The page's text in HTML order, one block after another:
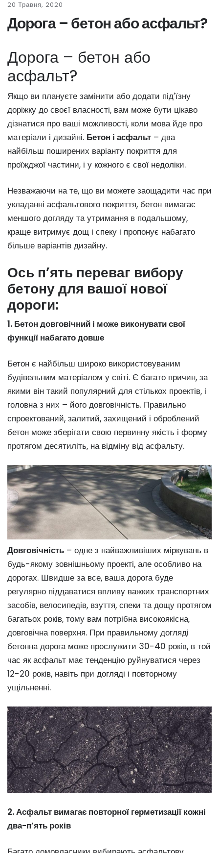
20 Травня, 2020
Дорога – бетон або асфальт?
Дорога – бетон або
асфальт?
Якщо ви плануєте замінити або додати під’їзну
доріжку до своєї власності, вам може бути цікаво
дізнатися про ваші можливості, коли мова йде про
матеріали і дизайні. Бетон і асфальт – два
найбільш поширених варіанту покриття для
проїжджої частини, і у кожного є свої недоліки.
Незважаючи на те, що ви можете заощадити час при
укладанні асфальтового покриття, бетон вимагає
меншого догляду та утримання в подальшому,
краще витримує дощ і спеку і пропонує набагато
більше варіантів дизайну.
Ось п’ять переваг вибору
бетону для вашої нової
дороги:
1. Бетон довговічний і може виконувати свої
функції набагато довше
Бетон є найбільш широко використовуваним
будівельним матеріалом у світі. Є багато причин, за
якими він такий популярний для стількох проектів, і
головна з них – його довговічність. Правильно
спроектований, залитий, захищений і оброблений
бетон може зберігати свою первинну якість і форму
протягом десятиліть, на відміну від асфальту.
Довговічність – одне з найважливіших міркувань в
будь-якому зовнішньому проекті, але особливо на
дорогах. Швидше за все, ваша дорога буде
регулярно піддаватися впливу важких транспортних
засобів, велосипедів, взуття, спеки та дощу протягом
багатьох років, тому вам потрібна високоякісна,
довговічна поверхня. При правильному догляді
бетонна дорога може прослужити 30-40 років, в той
час як асфальт має тенденцію руйнуватися через
12-20 років, навіть при догляді і повторному
ущільненні.
2. Асфальт вимагає повторної герметизації кожні
два-п’ять років